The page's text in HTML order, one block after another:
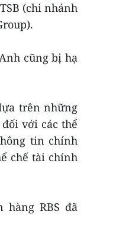
(chi nhánh
cũng bị hạ
trên những
với các thể
tin chính
chế tài chính
hàng RBS đã